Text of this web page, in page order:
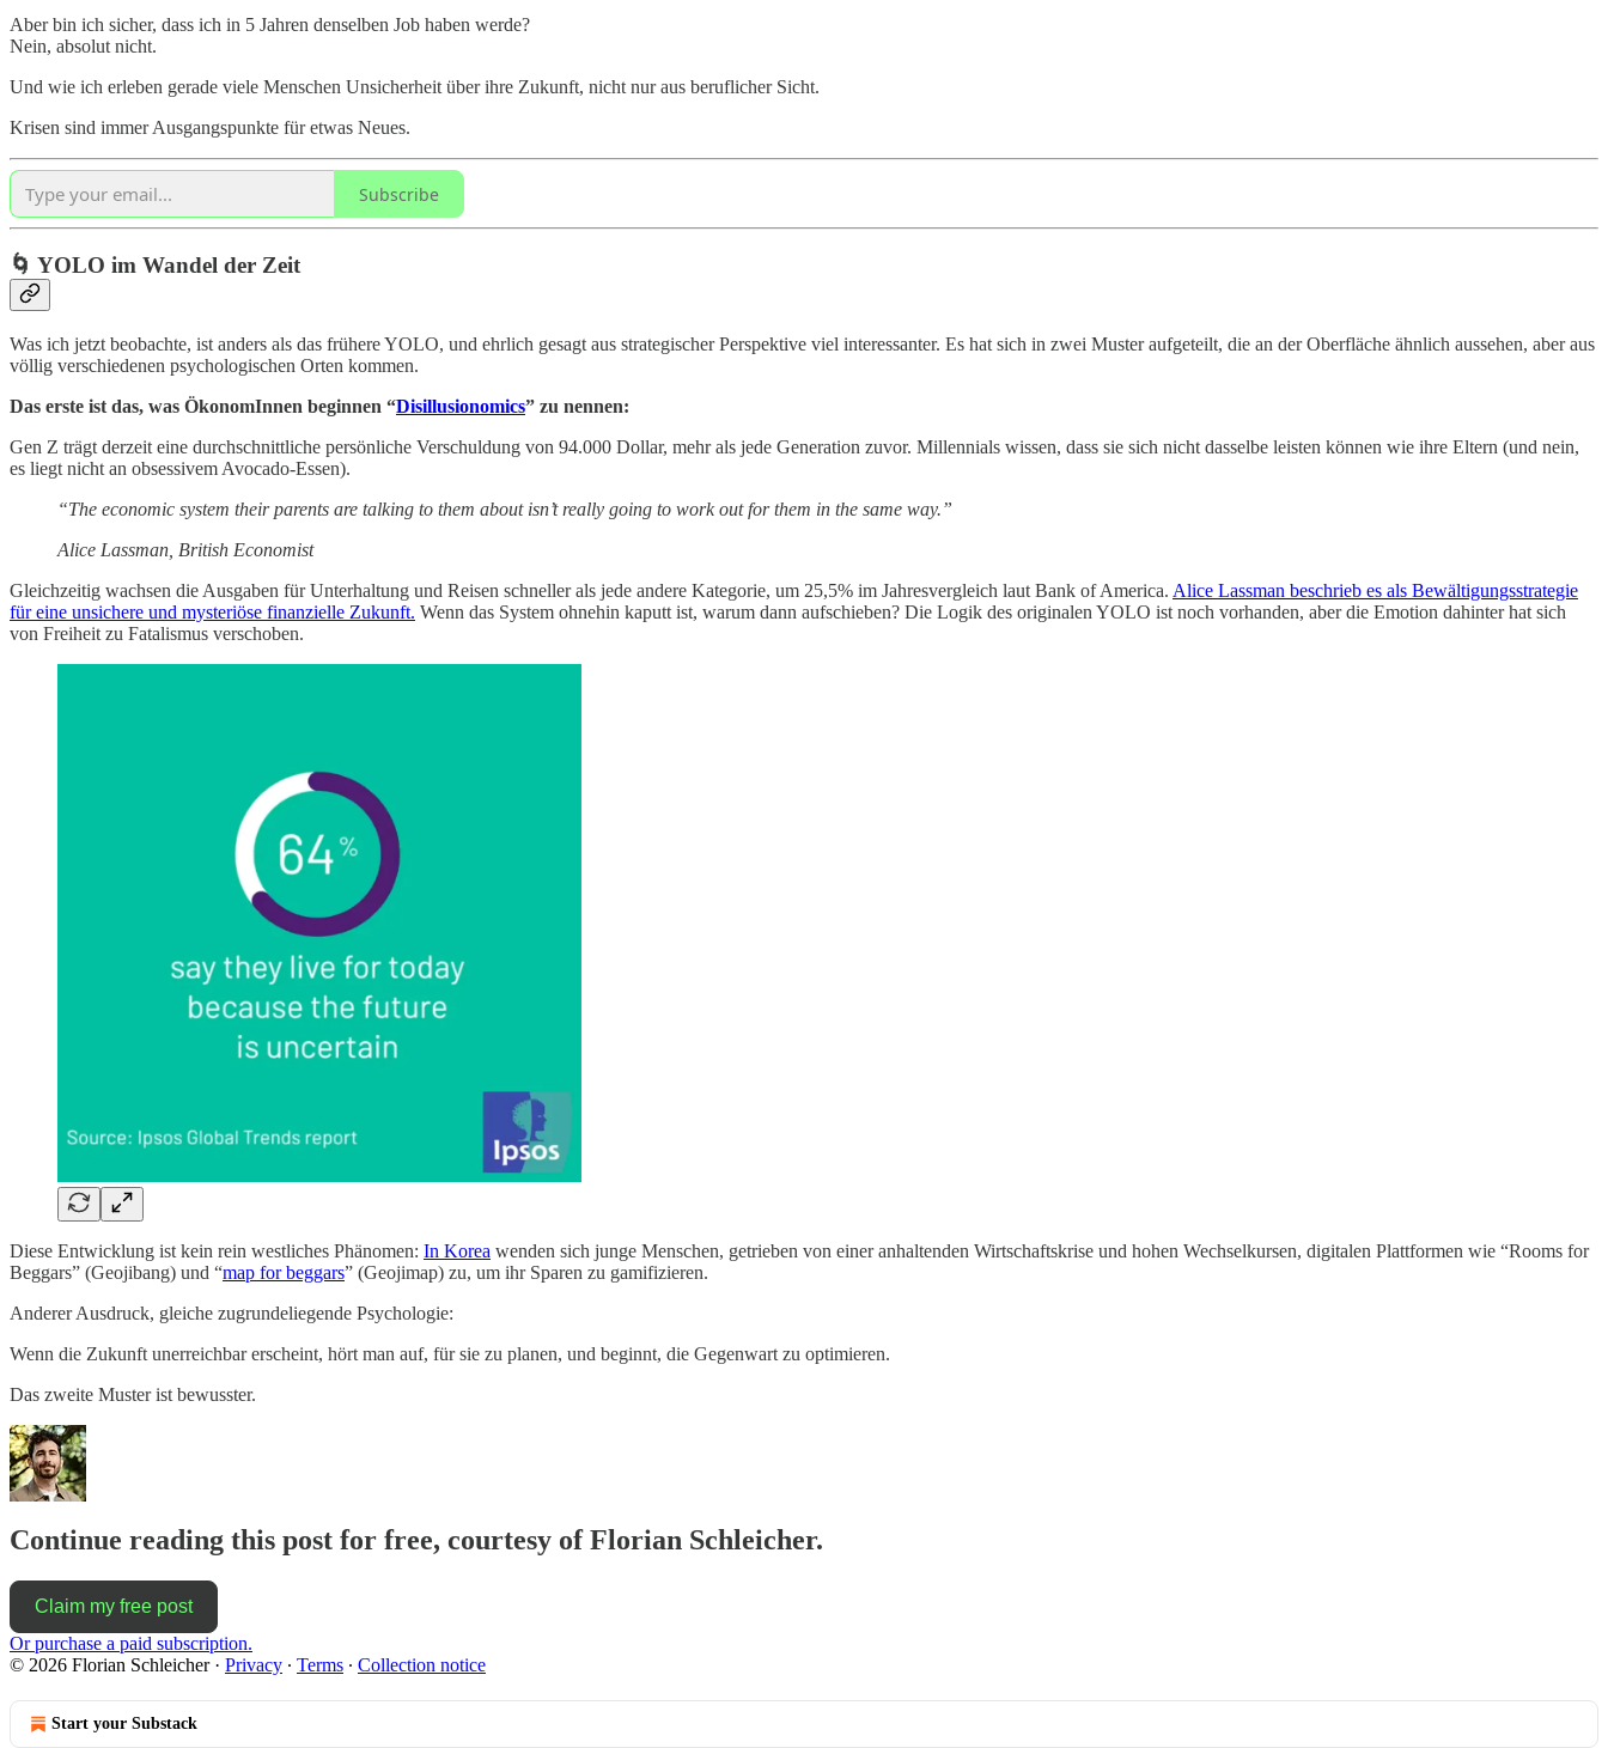
Aber bin ich sicher, dass ich in 5 Jahren denselben Job haben werde?
Nein, absolut nicht.
Und wie ich erleben gerade viele Menschen Unsicherheit über ihre Zukunft, nicht nur aus beruflicher Sicht.
Krisen sind immer Ausgangspunkte für etwas Neues.
Subscribe
🌀 YOLO im Wandel der Zeit
Was ich jetzt beobachte, ist anders als das frühere YOLO, und ehrlich gesagt aus strategischer Perspektive viel interessanter. Es hat sich in zwei Muster aufgeteilt, die an der Oberfläche ähnlich aussehen, aber aus
völlig verschiedenen psychologischen Orten kommen.
Das erste ist das, was ÖkonomInnen beginnen “Disillusionomics” zu nennen:
Gen Z trägt derzeit eine durchschnittliche persönliche Verschuldung von 94.000 Dollar, mehr als jede Generation zuvor. Millennials wissen, dass sie sich nicht dasselbe leisten können wie ihre Eltern (und nein,
es liegt nicht an obsessivem Avocado-Essen).
“The economic system their parents are talking to them about isn’t really going to work out for them in the same way.”
Alice Lassman, British Economist
Gleichzeitig wachsen die Ausgaben für Unterhaltung und Reisen schneller als jede andere Kategorie, um 25,5% im Jahresvergleich laut Bank of America. Alice Lassman beschrieb es als Bewältigungsstrategie
für eine unsichere und mysteriöse finanzielle Zukunft. Wenn das System ohnehin kaputt ist, warum dann aufschieben? Die Logik des originalen YOLO ist noch vorhanden, aber die Emotion dahinter hat sich
von Freiheit zu Fatalismus verschoben.
Diese Entwicklung ist kein rein westliches Phänomen: In Korea wenden sich junge Menschen, getrieben von einer anhaltenden Wirtschaftskrise und hohen Wechselkursen, digitalen Plattformen wie “Rooms for
Beggars” (Geojibang) und “map for beggars” (Geojimap) zu, um ihr Sparen zu gamifizieren.
Anderer Ausdruck, gleiche zugrundeliegende Psychologie:
Wenn die Zukunft unerreichbar erscheint, hört man auf, für sie zu planen, und beginnt, die Gegenwart zu optimieren.
Das zweite Muster ist bewusster.
Continue reading this post for free, courtesy of Florian Schleicher.
Claim my free post
Or purchase a paid subscription.
© 2026 Florian Schleicher· Privacy ∙ Terms ∙ Collection notice
Start your Substack